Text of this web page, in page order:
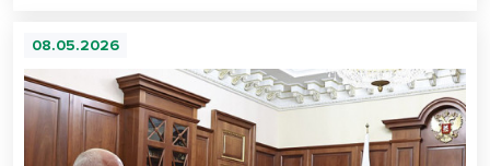
08.05.2026